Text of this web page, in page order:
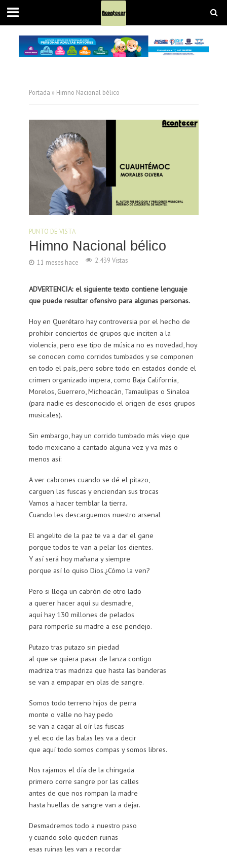
Portada » Himno Nacional bélico
PUNTO DE VISTA
Himno Nacional bélico
11 meses hace 2.439 Vistas
ADVERTENCIA: el siguiente texto contiene lenguaje
que puede resultar ofensivo para algunas personas.
Hoy en Querétaro hay controversia por el hecho de
prohibir conciertos de grupos que inciten a la
violencia, pero ese tipo de música no es novedad, hoy
se conocen como corridos tumbados y se componen
en todo el país, pero sobre todo en estados donde el
crimen organizado impera, como Baja California,
Morelos, Guerrero, Michoacán, Tamaulipas o Sinaloa
(para nadie es desconocido el origen de esos grupos
musicales).
Sin embargo, hay un corrido tumbado más viejo que
todo mexicano a cantado alguna vez y va más o
menos así:
A ver cabrones cuando se dé el pitazo,
carguen las fuscas y enciendan sus trocas
Vamos a hacer temblar la tierra.
Cuando les descarguemos nuestro arsenal
El angelito de la paz te va a dar el gane
porque todos te van a pelar los dientes.
Y así será hoy mañana y siempre
porque así lo quiso Dios.¿Cómo la ven?
Pero si llega un cabrón de otro lado
a querer hacer aquí su desmadre,
aquí hay 130 millones de pelados
para romperle su madre a ese pendejo.
Putazo tras putazo sin piedad
al que se quiera pasar de lanza contigo
madriza tras madriza que hasta las banderas
se van a empapar en olas de sangre.
Somos todo terreno hijos de perra
monte o valle no hay pedo
se van a cagar al oír las fuscas
y el eco de las balas les va a decir
que aquí todo somos compas y somos libres.
Nos rajamos el día de la chingada
primero corre sangre por las calles
antes de que nos rompan la madre
hasta huellas de sangre van a dejar.
Desmadremos todo a nuestro paso
y cuando solo queden ruinas
esas ruinas les van a recordar